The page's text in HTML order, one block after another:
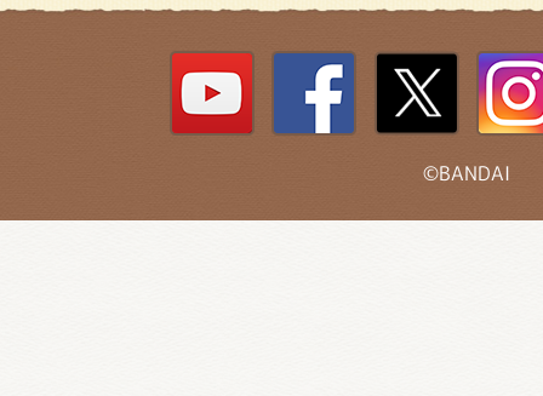
©BANDAI